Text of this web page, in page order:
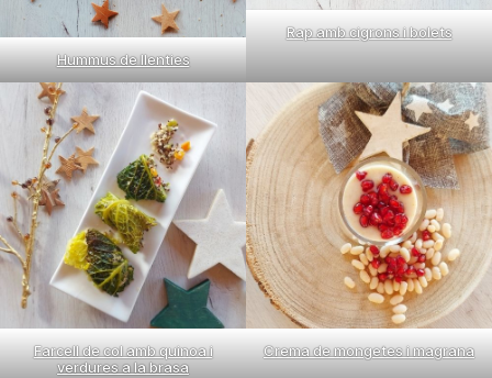
Hummus de llenties
Rap amb cigrons i bolets
Farcell de col amb quinoa i
verdures a la brasa
Crema de mongetes i magrana